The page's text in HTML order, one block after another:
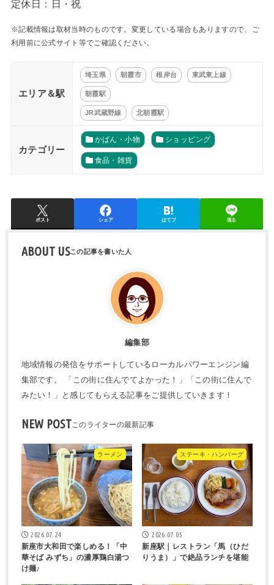
定休日：日・祝
※記載情報は取材当時のものです。変更している場合もありますので、ご
利用前に公式サイト等でご確認ください。
エリア＆駅
埼玉県 朝霞市 根岸台 東武東上線
朝霞駅
JR武蔵野線 北朝霞駅
カテゴリー
かばん・小物 ショッピング
食品・雑貨
ポスト シェア はてブ 送る
ABOUT US
編集部
地域情報の発信をサポートしているローカルパワーエンジン編
集部です。 「この街に住んでてよかった！」「この街に住んで
みたい！」と感じてもらえる記事をご提供していきます！
NEW POST
ラーメン
2026.07.24
新座市大和田で楽しめる！「中
華そば みずち」の濃厚鶏白湯つ
け麺♪
ステーキ・ハンバーグ
2026.07.05
新座駅｜レストラン「馬（ひだ
りうま）」で絶品ランチを堪能